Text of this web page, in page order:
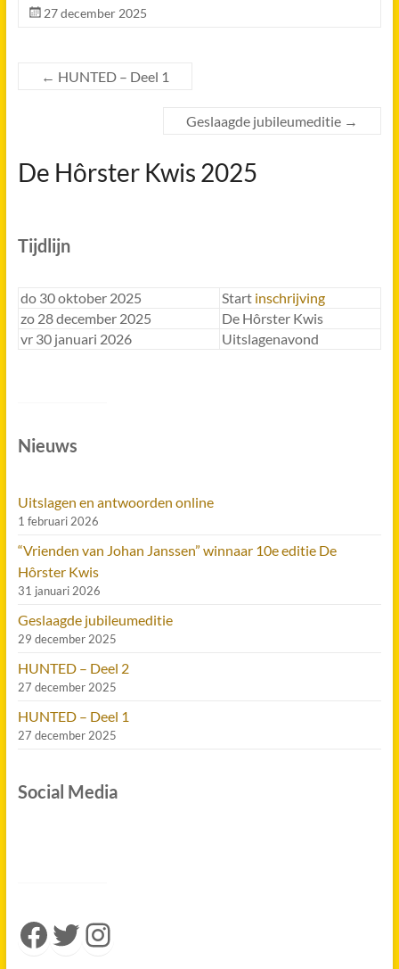
27 december 2025
← HUNTED – Deel 1
Geslaagde jubileumeditie →
De Hôrster Kwis 2025
Tijdlijn
do 30 oktober 2025 Start inschrijving
zo 28 december 2025
De Hôrster Kwis
vr 30 januari 2026
Uitslagenavond
Nieuws
Uitslagen en antwoorden online
1 februari 2026
“Vrienden van Johan Janssen” winnaar 10e editie De
Hôrster Kwis
31 januari 2026
Geslaagde jubileumeditie
29 december 2025
HUNTED – Deel 2
27 december 2025
HUNTED – Deel 1
27 december 2025
Social Media
Facebook
Twitter
Instagram